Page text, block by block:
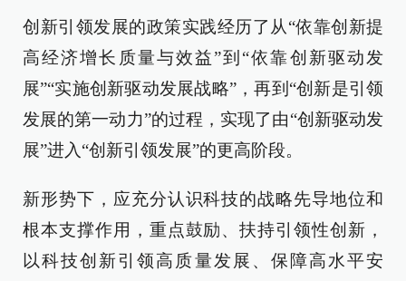
创新引领发展的政策实践经历了从“依靠创新提
高经济增长质量与效益”到“依靠创新驱动发
展”“实施创新驱动发展战略”，再到“创新是引领
发展的第一动力”的过程，实现了由“创新驱动发
展”进入“创新引领发展”的更高阶段。
新形势下，应充分认识科技的战略先导地位和
根本支撑作用，重点鼓励、扶持引领性创新，
以科技创新引领高质量发展、保障高水平安